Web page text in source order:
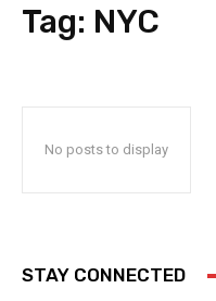
Tag: NYC
No posts to display
STAY CONNECTED